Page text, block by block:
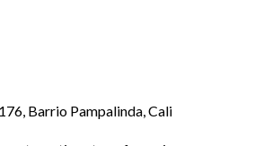
Barrio Pampalinda, Cali